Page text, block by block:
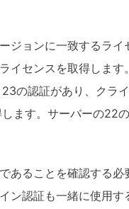
ジョンに一致するラ
イセンスを取得しま
23の認証があり、クラ
ます。サーバーの22
あることを確認する
ン認証も一緒に使用